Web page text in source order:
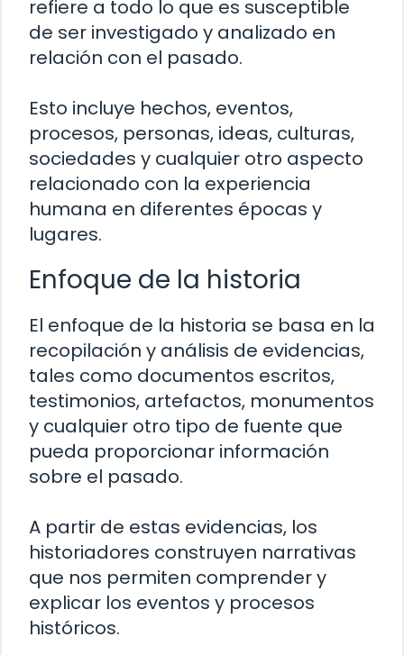
refiere a todo lo que es susceptible
de ser investigado y analizado en
relación con el pasado.
Esto incluye hechos, eventos,
procesos, personas, ideas, culturas,
sociedades y cualquier otro aspecto
relacionado con la experiencia
humana en diferentes épocas y
lugares.
Enfoque de la historia
El enfoque de la historia se basa en la
recopilación y análisis de evidencias,
tales como documentos escritos,
testimonios, artefactos, monumentos
y cualquier otro tipo de fuente que
pueda proporcionar información
sobre el pasado.
A partir de estas evidencias, los
historiadores construyen narrativas
que nos permiten comprender y
explicar los eventos y procesos
históricos.